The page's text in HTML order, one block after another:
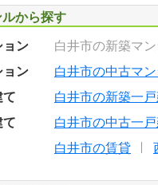
から探す
ョン 白井市の新築マ
ョン
白井市の中古マ
て
白井市の新築一戸
て
白井市の中古一戸
白井市の賃貸